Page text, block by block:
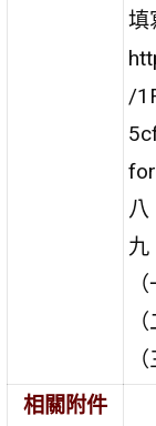
填
/
八
九
相關附件